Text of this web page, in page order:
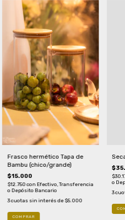
Frasco hermético Tapa de
Bambu (chico/grande)
$15.000
$12.750con Efectivo, Transferencia
o Depósito Bancario
3cuotas sin interés de$5.000
COMPRAR
o
3